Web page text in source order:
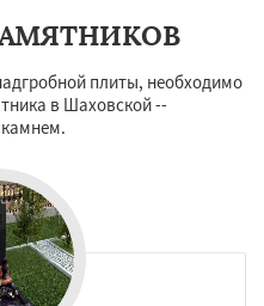
плиты, необходимо
в Шаховской --